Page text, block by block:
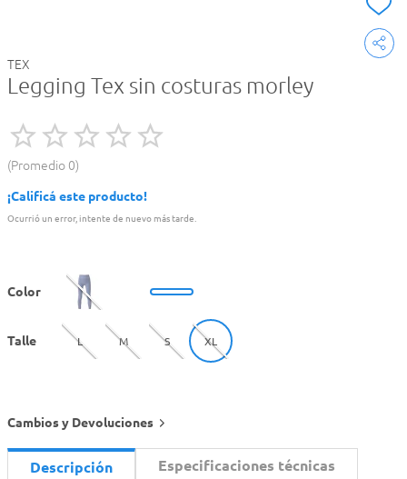
TEX
Legging Tex sin costuras morley
Promedio 0
¡Calificá este producto!
Ocurrió un error, intente de nuevo más tarde.
Color
Talle L M S XL
Cambios y Devoluciones
Descripción Especificaciones técnicas